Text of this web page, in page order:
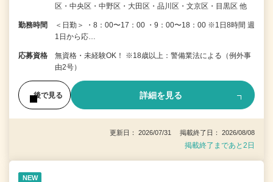
区・中央区・中野区・大田区・品川区・文京区・目黒区 他
勤務時間
＜日勤＞ ・8：00〜17：00 ・9：00〜18：00 ※1日8時間 週
1日から応…
応募資格
無資格・未経験OK！ ※18歳以上：警備業法による（例外事
由2号）
後で見る 詳細を見る
更新日： 2026/07/31 掲載終了日： 2026/08/08
掲載終了まであと2日
NEW